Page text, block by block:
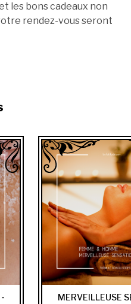
les bons cadeaux non
rendez-vous seront
MERVEILLEUSE